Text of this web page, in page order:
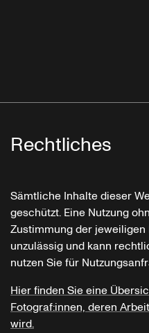
Rechtliches
Sämtliche Inhalte dieser
geschützt. Eine Nutzung
Zustimmung der
unzulässig und kann
nutzen Sie für
Hier finden Sie eine
Fotograf:innen, deren
wird.